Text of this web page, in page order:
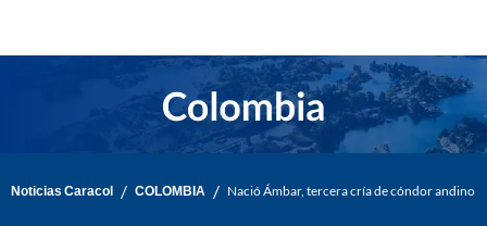
Noticias Caracol / COLOMBIA / Nació Ámbar, tercera cría de cóndor andino